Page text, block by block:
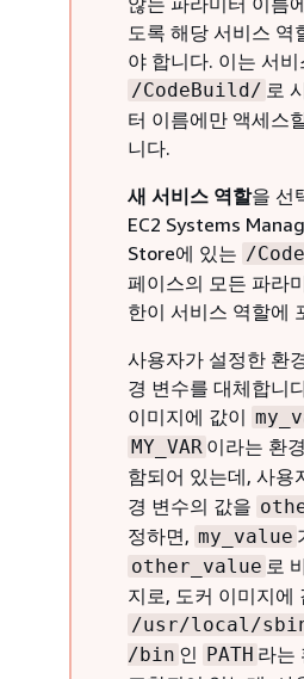
도록 해당 서비스 역
야 합니다. 이는 서비
/CodeBuild/ 로
터 이름에만 액세스
니다.
새 서비스 역할을 선
EC2 Systems
Store에 있는 /
페이스의 모든 파라
한이 서비스 역할에
사용자가 설정한 환
경 변수를 대체합니
이미지에 값이
MY_VAR 이라는 환
함되어 있는데, 사용
경 변수의 값을
정하면, my_value
other_value 로
지로, 도커 이미지에
/usr/local/
/bin 인 PATH 라는